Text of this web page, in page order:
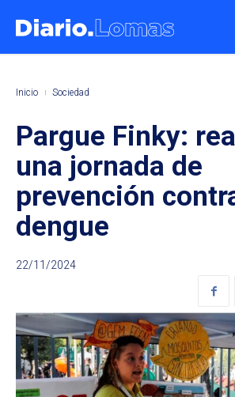
Inicio Sociedad
Pargue Finky:
una jornada de
prevención
dengue
22/11/2024